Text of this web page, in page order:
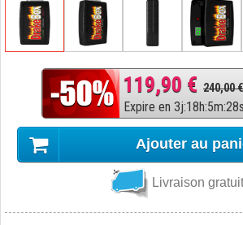
119,90 € 240,00 €
Expire en 3j:18h:5m:27s
Ajouter au
Livraison